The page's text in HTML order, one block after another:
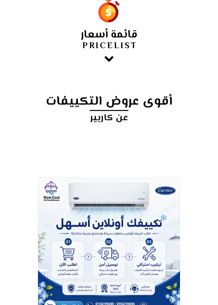
قائمة أسعار
PRICELIST
أقوى عروض التكييفات
عن كاريير